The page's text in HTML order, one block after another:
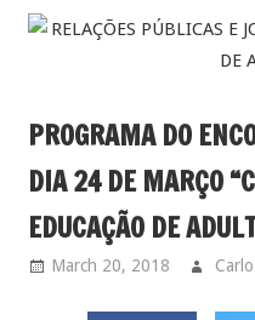
PROGRAMA DO
DIA 24 DE MARÇO
EDUCAÇÃO DE
March 20, 2018